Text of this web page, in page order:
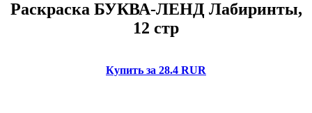
Раскраска БУКВА-ЛЕНД Лабиринты,
12 стр
Купить за 28.4 RUR